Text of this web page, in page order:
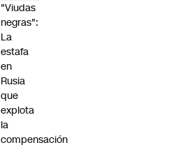
"Viudas
negras":
La
estafa
en
Rusia
que
explota
la
compensación